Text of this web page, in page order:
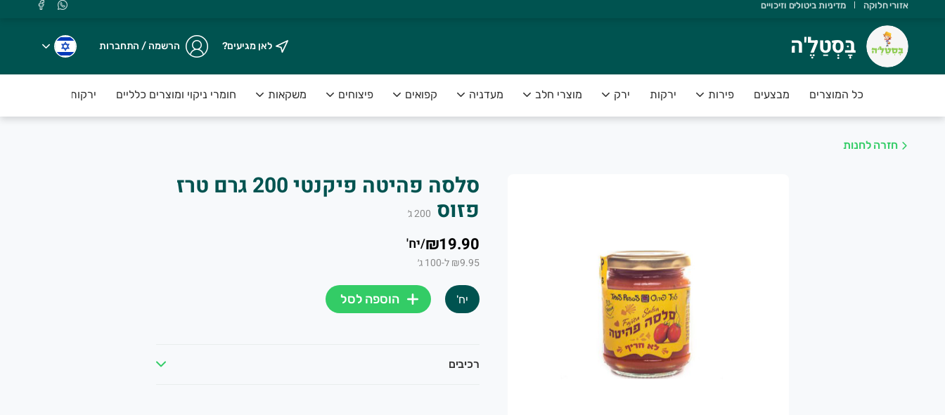
בָּסְטַלֶ'ה
חשוב שתדעו ש:
✅ הפירות והירקות בסטנדרט פרימיום
השירות של בָּסְטַלֶ'ה מספק פיתרון מושלם לקהל לקוחותינו אשר רוצה להנות מפירות וירקות טריים ומובחרים לצד שירות אדיב ומקצועי.
אזורי חלוקה מדיניות ביטולים וזיכויים
בָּסְטַלֶ'ה לאן מגיעים? הרשמה / התחברות
כל המוצרים מבצעים פירות ירקות ירק מוצרי חלב מעדניה קפואים פיצוחים משקאות חומרי ניקוי ומוצרים כלליים ירקות טריים ארוזים
חזרה לחנות
סלסה פהיטה פיקנטי 200 גרם טרז
פזוס 200ג׳
₪19.90
/יח'
₪9.95 ל-100 ג׳
יח' הוספה לסל
רכיבים